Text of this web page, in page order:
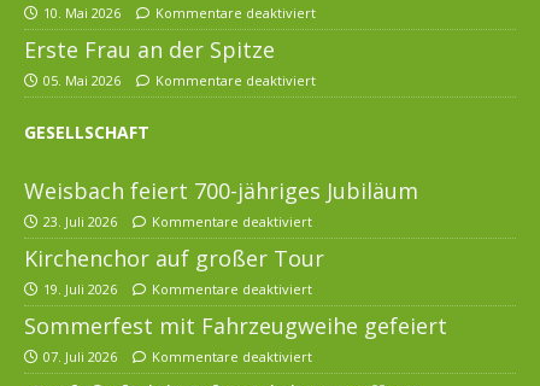
10. Mai 2026 Kommentare deaktiviert
Erste Frau an der Spitze
05. Mai 2026 Kommentare deaktiviert
GESELLSCHAFT
Weisbach feiert 700-jähriges Jubiläum
23. Juli 2026 Kommentare deaktiviert
Kirchenchor auf großer Tour
19. Juli 2026 Kommentare deaktiviert
Sommerfest mit Fahrzeugweihe gefeiert
07. Juli 2026 Kommentare deaktiviert